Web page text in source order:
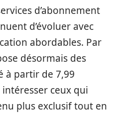
d’abonnement
d’évoluer avec
abordables. Par
désormais des
à partir de 7,99
ceux qui
plus exclusif tout en